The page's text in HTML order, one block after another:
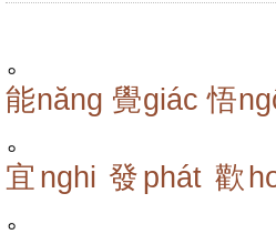
。
能năng 覺giác 悟
。
宜nghi 發phát 歡
。